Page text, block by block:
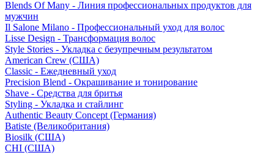
Blends Of Many - Линия профессиональных продуктов для
мужчин
Il Salone Milano - Профессиональный уход для волос
Lisse Design - Трансформация волос
Style Stories - Укладка с безупречным результатом
American Crew (США)
Classic - Ежедневный уход
Precision Blend - Окрашивание и тонирование
Shave - Средства для бритья
Styling - Укладка и стайлинг
Authentic Beauty Concept (Германия)
Batiste (Великобритания)
Biosilk (США)
CHI (США)